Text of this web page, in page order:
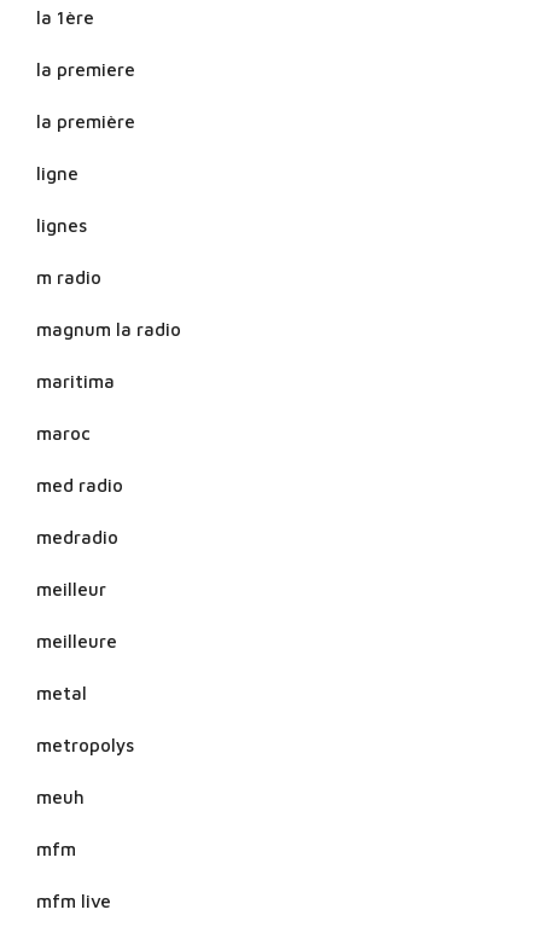
la 1ère
la premiere
la première
ligne
lignes
m radio
magnum la radio
maritima
maroc
med radio
medradio
meilleur
meilleure
metal
metropolys
meuh
mfm
mfm live